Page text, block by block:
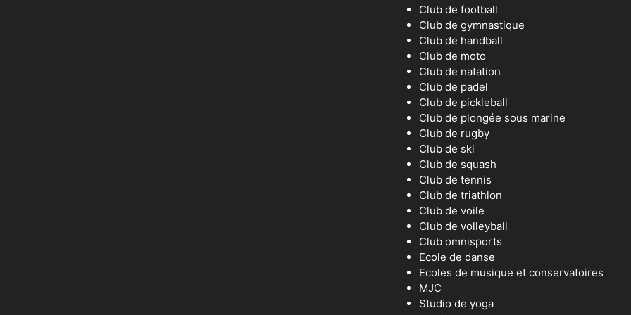
Club de football
Club de gymnastique
Club de handball
Club de moto
Club de natation
Club de padel
Club de pickleball
Club de plongée sous marine
Club de rugby
Club de ski
Club de squash
Club de tennis
Club de triathlon
Club de voile
Club de volleyball
Club omnisports
Ecole de danse
Ecoles de musique et conservatoires
MJC
Studio de yoga